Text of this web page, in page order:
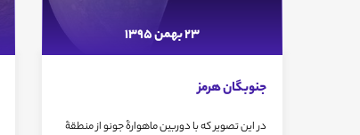
23 بهمن 1395
جنوبگان هرمز
در این تصویر که با دوربین ماهوارۀ جونو از منطقۀ